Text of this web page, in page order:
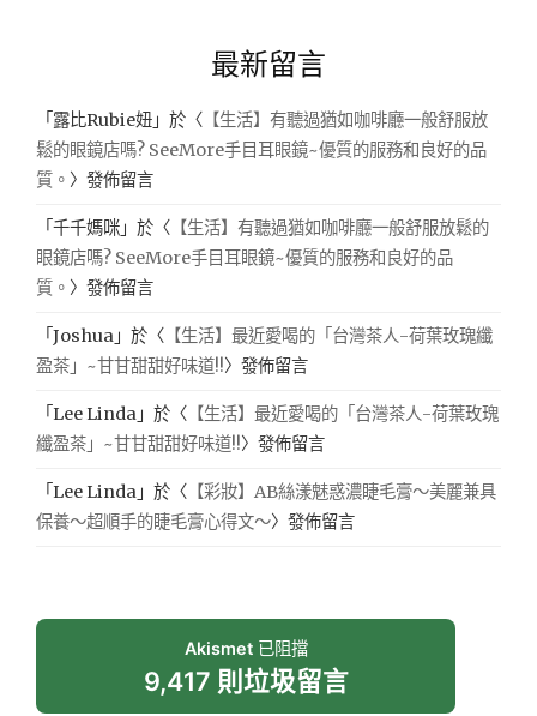
最新留言
「 露比Rubie妞 」於〈 【生活】有聽過猶如咖啡廳一般舒服放
鬆的眼鏡店嗎? SeeMore手目耳眼鏡~優質的服務和良好的品
質。 〉發佈留言
「千千媽咪 」於〈 【生活】有聽過猶如咖啡廳一般舒服放鬆的
眼鏡店嗎? SeeMore手目耳眼鏡~優質的服務和良好的品
質。 〉發佈留言
「Joshua 」於〈 【生活】最近愛喝的「台灣茶人-荷葉玫瑰纖
盈茶」~甘甘甜甜好味道!!〉發佈留言
「Lee Linda 」於〈 【生活】最近愛喝的「台灣茶人-荷葉玫瑰
纖盈茶」~甘甘甜甜好味道!!〉發佈留言
「Lee Linda 」於〈 【彩妝】AB絲漾魅惑濃睫毛膏～美麗兼具
保養～超順手的睫毛膏心得文～〉發佈留言
Akismet已阻擋
9,417 則垃圾留言